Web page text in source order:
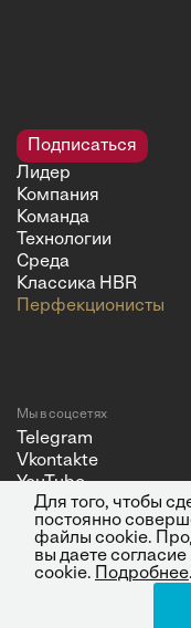
Подписаться
Лидер
Компания
Команда
Технологии
Среда
Классика HBR
Перфекционисты
Мы в соцсетях
Telegram
Vkontakte
YouTube
Для того, чтобы
постоянно
файлы cookie.
вы даете
cookie.
Подробнее.